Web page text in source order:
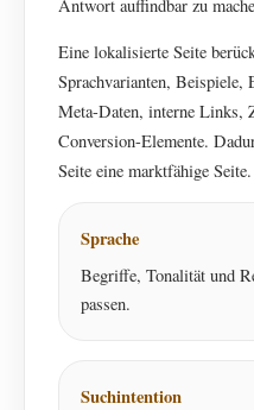
Antwort auffindbar zu
Eine lokalisierte Seite
Sprachvarianten, Beispiele,
Meta-Daten, interne Links,
Conversion-Elemente.
Seite eine marktfähige Seite.
Sprache
Begriffe, Tonalität und
passen.
Suchintention